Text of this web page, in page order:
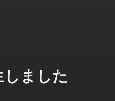
ました